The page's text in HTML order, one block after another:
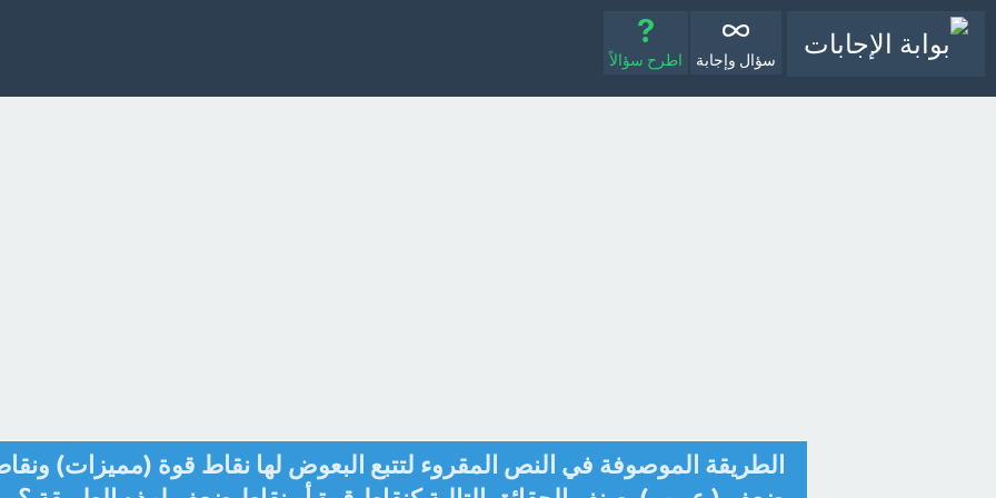
سؤال وإجابة اطرح سؤالاً
الطريقة الموصوفة في النص المقروء لتتبع البعوض لها نقاط قوة (مميزات)